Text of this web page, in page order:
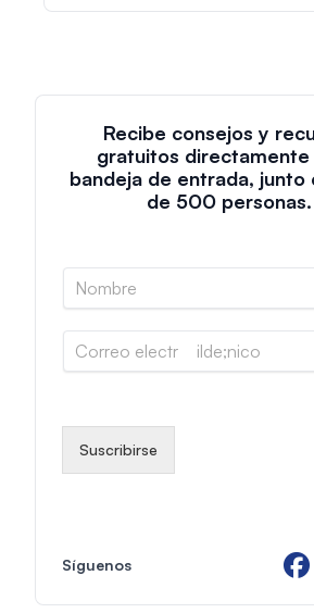
Recibe consejos y
gratuitos directamente
bandeja de entrada, junto
de 500 personas.
e
e
t
ó
Suscribirse
Síguenos